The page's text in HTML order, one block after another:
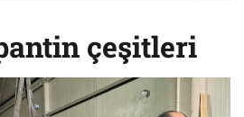
çeşitleri